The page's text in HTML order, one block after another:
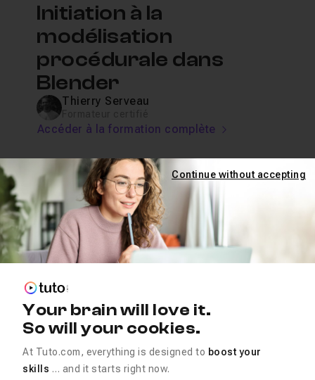
Initiation à la
modélisation
procédurale dans
Blender
Thierry Serveau
Accéder à la formation complète